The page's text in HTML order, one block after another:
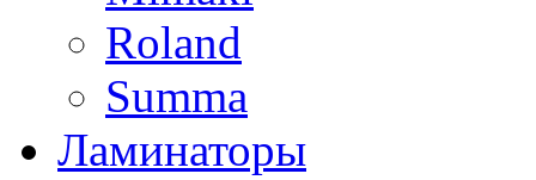
Roland
Summa
Ламинаторы